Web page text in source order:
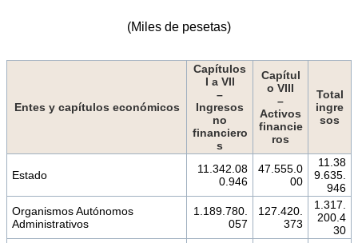
(Miles de pesetas)
Entes y capítulos económicos
Capítulos
I a VIl
–
Ingresos
no
financiero
s
Capítul
o VIII
–
Activos
financie
ros
Total
ingre
sos
Estado
11.342.08
0.946
47.555.0
00
11.38
9.635.
946
Organismos Autónomos
Administrativos
1.189.780.
057
127.420.
373
1.317.
200.4
30